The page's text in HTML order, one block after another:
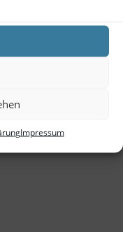
Impressum